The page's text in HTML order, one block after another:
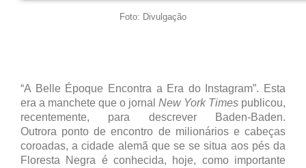
Foto: Divulgação
“A Belle Époque Encontra a Era do Instagram”. Esta
era a manchete que o jornal New York Times publicou,
recentemente, para descrever Baden-Baden.
Outrora ponto de encontro de milionários e cabeças
coroadas, a cidade alemã que se se situa aos pés da
Floresta Negra é conhecida, hoje, como importante